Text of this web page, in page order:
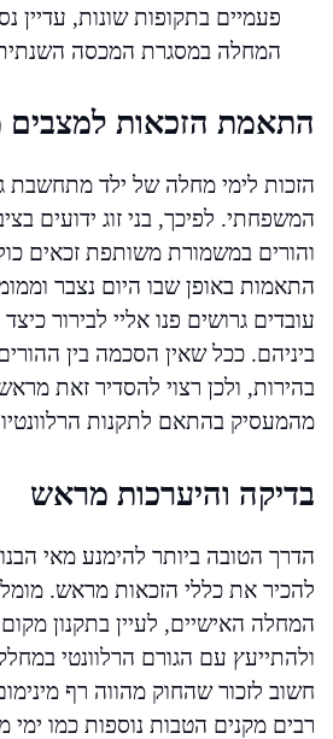
פעמיים בתקופות שונות, עדיין
המחלה במסגרת המכסה
התאמת הזכאות למצבים
הזכות לימי מחלה של ילד מתחשבת
המשפחתי. לפיכך, בני זוג ידועים
והורים במשמורת משותפת זכאים
התאמות באופן שבו היום נצבר
עובדים גרושים פנו אליי לבירור
ביניהם. ככל שאין הסכמה בין
בהירות, ולכן רצוי להסדיר זאת
מהמעסיק בהתאם לתקנות
בדיקה והיערכות מראש
הדרך הטובה ביותר להימנע מאי
להכיר את כללי הזכאות מראש.
המחלה האישיים, לעיין בתקנון
ולהתייעץ עם הגורם הרלוונטי
חשוב לזכור שהחוק מהווה רף
רבים מקנים הטבות נוספות כמו ימי